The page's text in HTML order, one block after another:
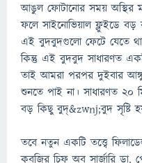
আঙুল ফোটানোর সময় অস্থির
ফলে সাইনোভিয়াল ফ্লুইডে
এই বুদবুদগুলো ফেটে যেতে
কিন্তু এই বুদবুদ সাধারণত
তাই আমরা পরপর দুইবার
শুনতে পাই না। সাধারণত ২০
বড় কিছু বুদ্&zwnj;বুদ সৃষ্টি
তবে নতুন একটি তত্ত্বে
কবজির চিফ অব সার্জারি ডা.